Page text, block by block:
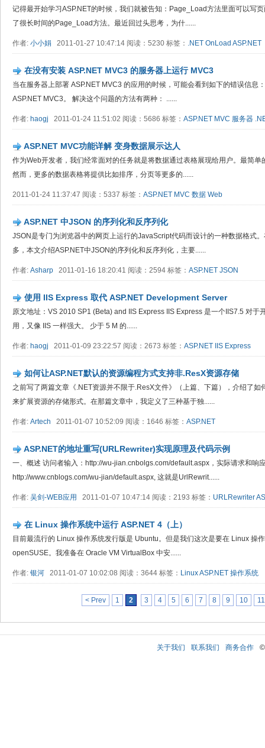
记得最开始学习ASP.NET的时候，我们就被告知：Page_Load方法里面可以写
了很长时间的Page_Load方法。最近回过头思考，为什......
作者: 小小娟 2011-01-27 10:47:14 阅读：5230 标签： .NET OnLoad ASP.NET
在没有安装 ASP.NET MVC3 的服务器上运行 MVC3
当在服务器上部署 ASP.NET MVC3 的应用的时候，可能会看到如下的错误信息
ASP.NET MVC3。 解决这个问题的方法有两种： ......
作者: haogj 2011-01-24 11:51:02 阅读：5686 标签： ASP.NET MVC 服务器
ASP.NET MVC功能详解 变身数据展示达人
作为Web开发者，我们经常面对的任务就是将数据通过表格展现给用户。最简
然而，更多的数据表格将提供比如排序，分页等更多的......
2011-01-24 11:37:47 阅读：5337 标签： ASP.NET MVC 数据 Web
ASP.NET 中JSON 的序列化和反序列化
JSON是专门为浏览器中的网页上运行的JavaScript代码而设计的一种数据格式
多，本文介绍ASP.NET中JSON的序列化和反序列化，主要......
作者: Asharp 2011-01-16 18:20:41 阅读：2594 标签： ASP.NET JSON
使用 IIS Express 取代 ASP.NET Development Server
原文地址：VS 2010 SP1 (Beta) and IIS Express IIS Express 是一个IIS7.5 对于
用，又像 IIS 一样强大。 少于 5 M 的......
作者: haogj 2011-01-09 23:22:57 阅读：2673 标签： ASP.NET IIS Express
如何让ASP.NET默认的资源编程方式支持非.ResX资源存储
之前写了两篇文章《.NET资源并不限于.ResX文件》（上篇、下篇），介绍了
来扩展资源的存储形式。在那篇文章中，我定义了三种基于独......
作者: Artech 2011-01-07 10:52:09 阅读：1646 标签： ASP.NET
ASP.NET的地址重写(URLRewriter)实现原理及代码示例
一、概述 访问者输入：http://wu-jian.cnbolgs.com/default.aspx，实际请求和响
http://www.cnblogs.com/wu-jian/default.aspx, 这就是UrlRewrit......
作者: 吴剑-WEB应用 2011-01-07 10:47:14 阅读：2193 标签： URLRewriter
在 Linux 操作系统中运行 ASP.NET 4（上）
目前最流行的 Linux 操作系统发行版是 Ubuntu。但是我们这次是要在 Linux 操
openSUSE。我准备在 Oracle VM VirtualBox 中安......
作者: 银河 2011-01-07 10:02:08 阅读：3644 标签： LinuxASP.NET 操作系统
< Prev 1 2 3 4 5 6 7 8 9 10 11
关于我们 联系我们 商务合作